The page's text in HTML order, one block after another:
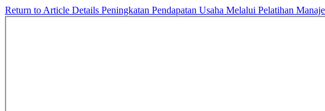
Return to Article Details Peningkatan Pendapatan Usaha Melalui Pelatihan